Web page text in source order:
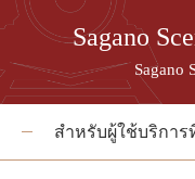
Sagano
Sagano
สำหรับผู้ใช้บริกา